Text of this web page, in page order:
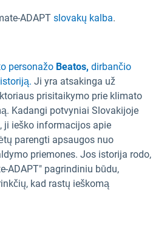
ADAPT slovakų kalba.
personažo Beatos, dirbančio
Ji yra atsakinga už
prisitaikymo prie klimato
Kadangi potvyniai Slovakijoje
ji ieško informacijos apie
parengti apsaugos nuo
priemones. Jos istorija rodo,
ADAPT" pagrindiniu būdu,
kad rastų ieškomą